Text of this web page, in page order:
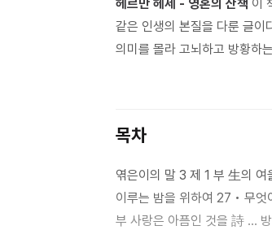
헤르만 헤세 - 영혼의 산책 이
같은 인생의 본질을 다룬 글이
의미를 몰라 고뇌하고 방황하
목차
엮은이의 말 3 제 1 부 生의 여울목에서 詩 … 두 골짜기에서 7 • 작은 기쁨과 삶의 향기 9 • 生의 첫 모험 17 • 잠 못
이루는 밤을 위하여 27 • 무엇
부 사랑은 아픔인 것을 詩 …